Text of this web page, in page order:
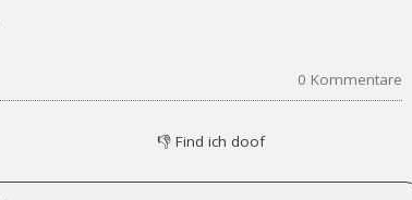
0 Kommentare
👎 Find ich doof